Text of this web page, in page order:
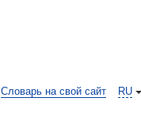
RU
Словарь на свой сайт